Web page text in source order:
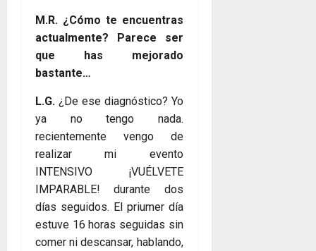
M.R. ¿Cómo te encuentras
actualmente? Parece ser
que has mejorado
bastante…
L.G. ¿De ese diagnóstico? Yo
ya no tengo nada.
recientemente vengo de
realizar mi evento
INTENSIVO ¡VUÉLVETE
IMPARABLE! durante dos
días seguidos. El priumer día
estuve 16 horas seguidas sin
comer ni descansar, hablando,